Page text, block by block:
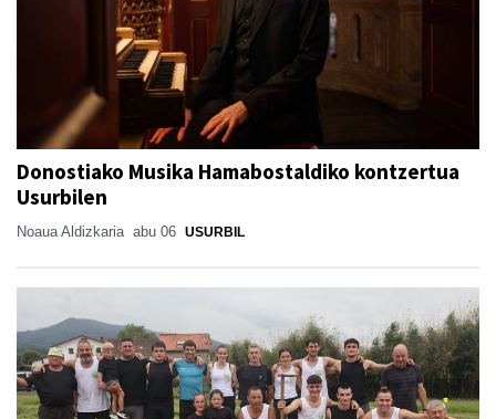
Donostiako Musika Hamabostaldiko kontzertua
Usurbilen
Noaua Aldizkaria abu 06 USURBIL